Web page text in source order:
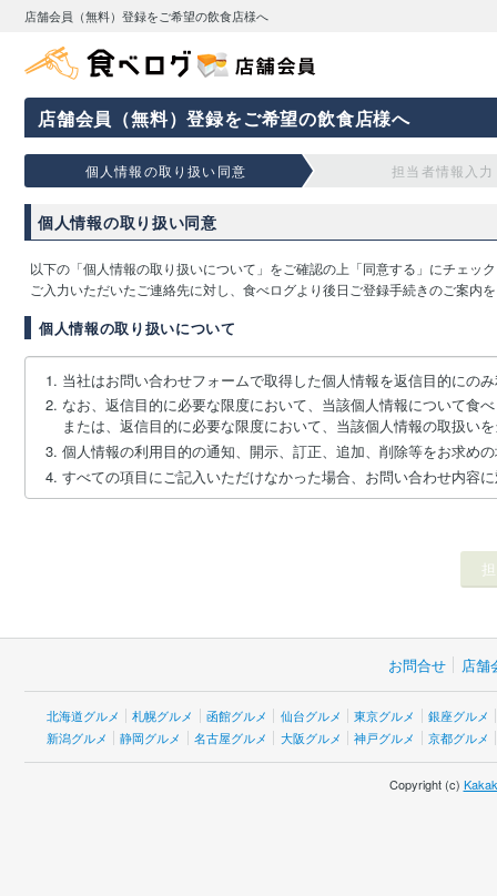
店舗会員（無料）登録をご希望の飲食店様へ
店舗会員（無料）登録をご希望の飲食店様へ
個人情報の取り扱い同意 担当者情報入力
個人情報の取り扱い同意
以下の「個人情報の取り扱いについて」をご確認の上「同意する」にチェッ
ご入力いただいたご連絡先に対し、食べログより後日ご登録手続きのご案内
個人情報の取り扱いについて
当社はお問い合わせフォームで取得した個人情報を返信目的にの
なお、返信目的に必要な限度において、当該個人情報について食
または、返信目的に必要な限度において、当該個人情報の取扱い
個人情報の利用目的の通知、開示、訂正、追加、削除等をお求め
すべての項目にご記入いただけなかった場合、お問い合わせ内容
お問合せ 店舗
北海道グルメ 札幌グルメ 函館グルメ 仙台グルメ 東京グルメ
銀座グルメ
新潟グルメ
静岡グルメ 名古屋グルメ 大阪グルメ 神戸グルメ 京都グルメ
Copyright (c)